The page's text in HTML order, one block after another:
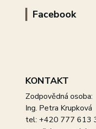
Facebook
KONTAKT
Zodpovědná osoba:
Ing. Petra Krupková
tel: +420 777 613